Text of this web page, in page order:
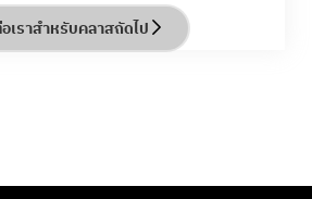
านสุขภาพ และความสำคัญทาง
ชา พร้อมเรียนรู้ถึงความแตกต่าง
เราสำหรับคลาสถัดไป